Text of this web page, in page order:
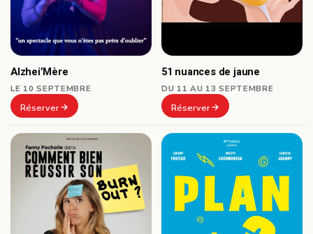
Alzhei’Mère
LE 10 SEPTEMBRE
Réserver
51 nuances de jaune
DU 11 AU 13 SEPTEMBRE
Réserver